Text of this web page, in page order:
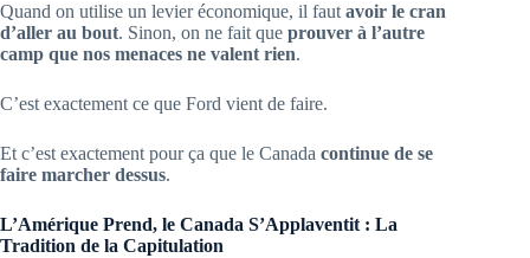
Quand on utilise un levier économique, il faut avoir le cran
d’aller au bout. Sinon, on ne fait que prouver à l’autre
camp que nos menaces ne valent rien.
C’est exactement ce que Ford vient de faire.
Et c’est exactement pour ça que le Canada continue de se
faire marcher dessus.
L’Amérique Prend, le Canada S’Applaventit : La
Tradition de la Capitulation